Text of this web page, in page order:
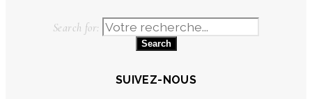
Search for:
SUIVEZ-NOUS